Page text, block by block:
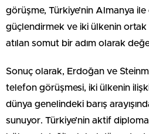
görüşme, Türkiye’nin Almanya ile
güçlendirmek ve iki ülkenin ortak
atılan somut bir adım olarak
Sonuç olarak, Erdoğan ve
telefon görüşmesi, iki ülkenin
dünya genelindeki barış
sunuyor. Türkiye’nin aktif